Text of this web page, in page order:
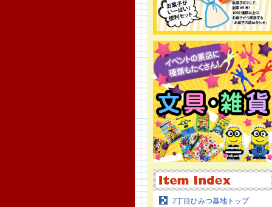
2丁目ひみつ基地トップ